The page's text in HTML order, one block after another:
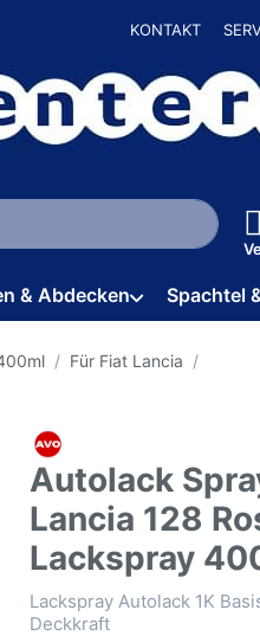
KONTAKT
automatisch
& Abdecken Spachtel
Für Fiat Lancia
Autolack
Lancia 128
Lackspray
Lackspray Autolack 1K
Deckkraft